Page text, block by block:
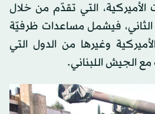
الأميركية، التي تقدّم من خلال
الثاني، فيشمل مساعدات ظرفيّة
وغيرها من الدول التي
الجيش اللبناني.